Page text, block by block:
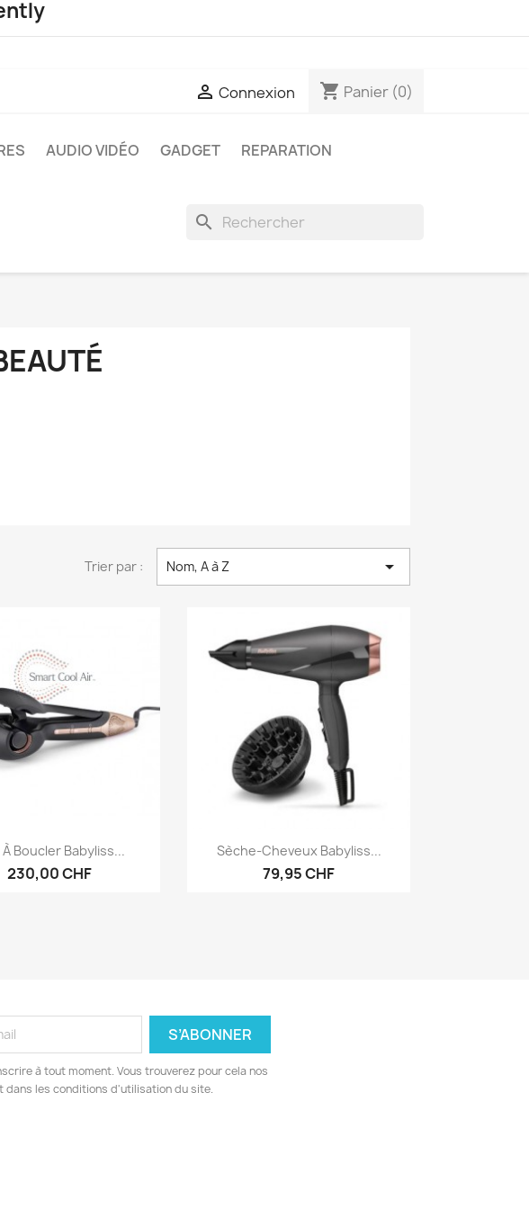
 Connexion shopping_cart Panier (0)
AUDIO VIDÉO GADGET
REPARATION
search
Trier par : Nom, A à Z 
Aperçu rapide
À Boucler Babyliss...
230,00 CHF
Aperçu rapide
Sèche-Cheveux Babyliss...
79,95 CHF
à tout moment. Vous trouverez pour cela nos
dans les conditions d'utilisation du site.